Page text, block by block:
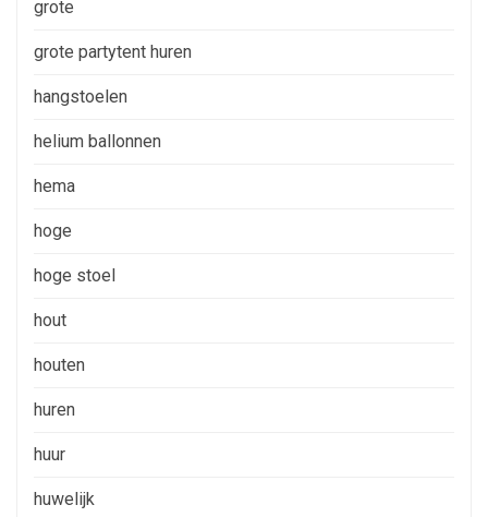
grote
grote partytent huren
hangstoelen
helium ballonnen
hema
hoge
hoge stoel
hout
houten
huren
huur
huwelijk